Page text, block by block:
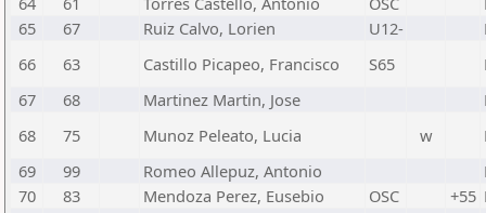
65
67 Ruiz Calvo, Lorien U12-
66
63 Castillo Picapeo, Francisco S65
67
68 Martinez Martin, Jose
68
75 Munoz Peleato, Lucia w
69
99 Romeo Allepuz, Antonio
70
83 Mendoza Perez, Eusebio OSC +55